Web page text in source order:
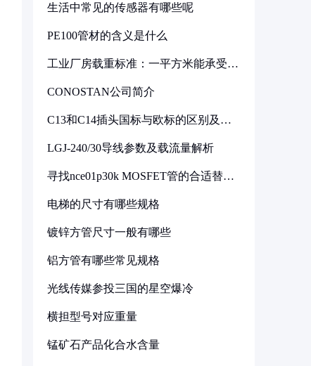
生活中常见的传感器有哪些呢
PE100管材的含义是什么
工业厂房载重标准：一平方米能承受多
CONOSTAN公司简介
C13和C14插头国标与欧标的区别及其
LGJ-240/30导线参数及载流量解析
寻找nce01p30k MOSFET管的合适替代
电梯的尺寸有哪些规格
镀锌方管尺寸一般有哪些
铝方管有哪些常见规格
光线传媒参投三国的星空爆冷
横担型号对应重量
锰矿石产品化合水含量